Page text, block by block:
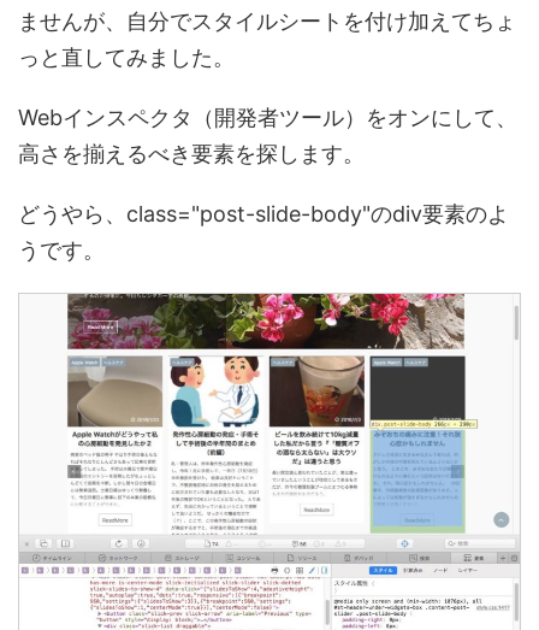
ませんが、自分でスタイルシートを付け加えてちょ
っと直してみました。
Webインスペクタ（開発者ツール）をオンにして、
高さを揃えるべき要素を探します。
どうやら、class="post-slide-body"のdiv要素のよ
うです。